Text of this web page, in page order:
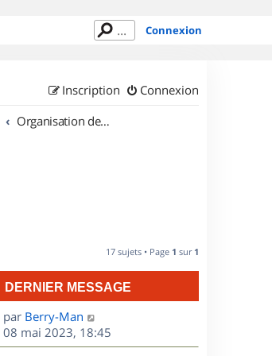
Connexion
Connexion
Inscription
Organisation de sorties en région Centre
17 sujets • Page 1 sur 1
DERNIER MESSAGE
D
e
r
par Berry-Man
08 mai 2023, 18:45